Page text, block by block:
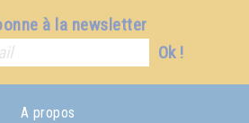
à la newsletter
Ok !
A propos